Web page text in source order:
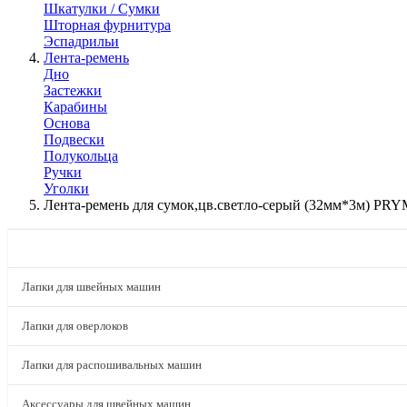
Шкатулки / Сумки
Шторная фурнитура
Эспадрильи
Лента-ремень
Дно
Застежки
Карабины
Основа
Подвески
Полукольца
Ручки
Уголки
Лента-ремень для сумок,цв.светло-серый (32мм*3м)
Лапки для швейных машин
Лапки для оверлоков
Лапки для распошивальных машин
Аксессуары для швейных машин